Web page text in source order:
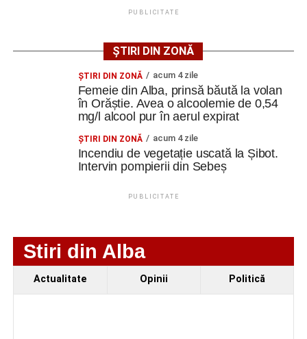
Ultimele știri din Cugir
mașină solară. Vehiculul a ajuns și la o expoziție din
Trei profesori ai Colegiului Național „David Prodan”
Cugir și-au perfecționat competențele prin
mobilități Erasmus+ în Croația
Secretul succesului în afaceri, dezvăluit de
antreprenorul Alexandru Jittu care a lucrat pentru
PUBLICITATE
ȘTIRI DIN ZONĂ
ŞTIRI DIN ZONĂ acum 4 zile
Femeie din Alba, prinsă băută la volan
în Orăștie. Avea o alcoolemie de 0,54
mg/l alcool pur în aerul expirat
ŞTIRI DIN ZONĂ acum 4 zile
Incendiu de vegetație uscată la Șibot.
Intervin pompierii din Sebeș
PUBLICITATE
Stiri din Alba
Actualitate Opinii Politică